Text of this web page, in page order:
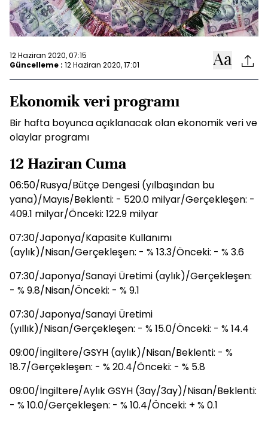
12 Haziran 2020, 07:15
Güncelleme : 12 Haziran 2020, 17:01
Ekonomik veri programı
Bir hafta boyunca açıklanacak olan ekonomik veri ve
olaylar programı
12 Haziran Cuma
06:50/Rusya/Bütçe Dengesi (yılbaşından bu
yana)/Mayıs/Beklenti: - 520.0 milyar/Gerçekleşen: -
409.1 milyar/Önceki: 122.9 milyar
07:30/Japonya/Kapasite Kullanımı
(aylık)/Nisan/Gerçekleşen: - % 13.3/Önceki: - % 3.6
07:30/Japonya/Sanayi Üretimi (aylık)/Gerçekleşen:
- % 9.8/Nisan/Önceki: - % 9.1
07:30/Japonya/Sanayi Üretimi
(yıllık)/Nisan/Gerçekleşen: - % 15.0/Önceki: - % 14.4
09:00/İngiltere/GSYH (aylık)/Nisan/Beklenti: - %
18.7/Gerçekleşen: - % 20.4/Önceki: - % 5.8
09:00/İngiltere/Aylık GSYH (3ay/3ay)/Nisan/Beklenti:
- % 10.0/Gerçekleşen: - % 10.4/Önceki: + % 0.1